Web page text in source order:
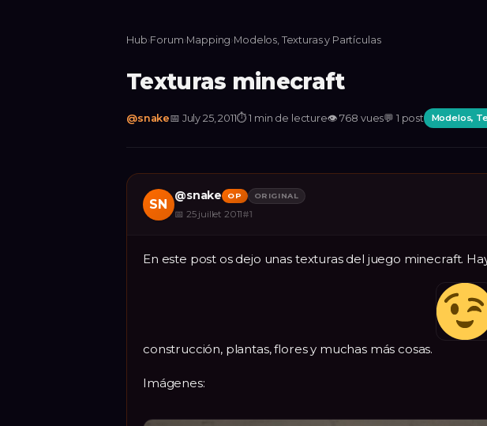
Hub›Forum›Mapping›Modelos, Texturas y Partículas
Texturas minecraft
@snake📅 July 25, 2011⏱1 min de lecture👁768 vues💬 1 post Modelos,
SN
@snake OP ORIGINAL
📅 25 juillet 2011#1
En este post os dejo unas texturas del juego minecraft.
construcción, plantas, flores y muchas más cosas.
Imágenes: